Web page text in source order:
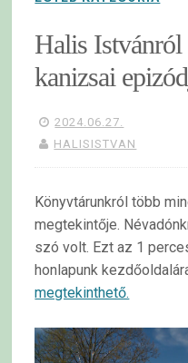
Halis Istvánról
kanizsai
2024.06.27.
HALISISTVAN
Könyvtárunkról több
megtekintője.
szó volt. Ezt az 1
honlapunk
megtekinthető.